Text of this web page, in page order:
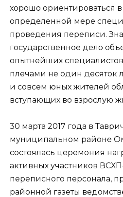
хорошо ориентироваться
определенной мере
проведения переписи.
государственное дело
опытнейших
плечами не один десяток
и совсем юных жителей
вступающих во взрос­лую
30 марта 2017 года в
муниципальном районе
состоялась церемония
активных участников
переписного персонала,
районной газеты